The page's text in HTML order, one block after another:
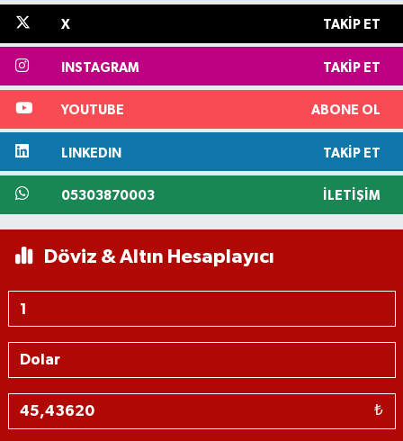
X TAKIP ET
INSTAGRAM TAKIP ET
YOUTUBE ABONE OL
LINKEDIN TAKIP ET
05303870003 İLETIŞIM
Döviz & Altın Hesaplayıcı
₺